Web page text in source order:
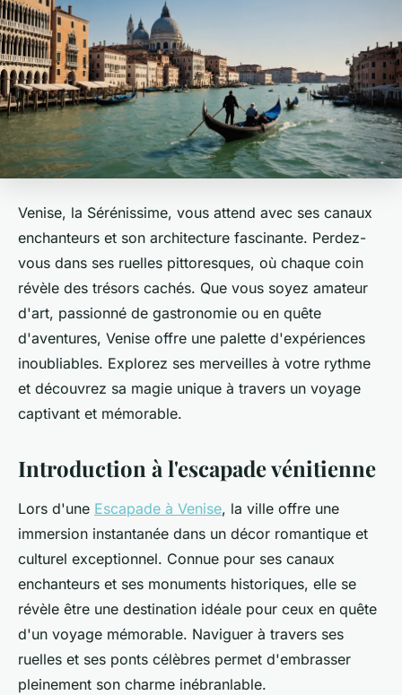
Venise, la Sérénissime, vous attend avec ses canaux
enchanteurs et son architecture fascinante. Perdez-
vous dans ses ruelles pittoresques, où chaque coin
révèle des trésors cachés. Que vous soyez amateur
d'art, passionné de gastronomie ou en quête
d'aventures, Venise offre une palette d'expériences
inoubliables. Explorez ses merveilles à votre rythme
et découvrez sa magie unique à travers un voyage
captivant et mémorable.
Introduction à l'escapade vénitienne
Lors d'une Escapade à Venise, la ville offre une
immersion instantanée dans un décor romantique et
culturel exceptionnel. Connue pour ses canaux
enchanteurs et ses monuments historiques, elle se
révèle être une destination idéale pour ceux en quête
d'un voyage mémorable. Naviguer à travers ses
ruelles et ses ponts célèbres permet d'embrasser
pleinement son charme inébranlable.